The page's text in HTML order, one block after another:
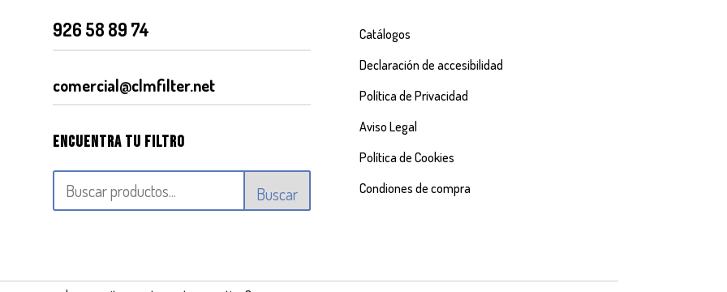
926 58 89 74
comercial@clmfilter.net
Encuentra tu filtro
Buscar
Catálogos
Declaración de accesibilidad
Política de Privacidad
Aviso Legal
Política de Cookies
Condiones de compra